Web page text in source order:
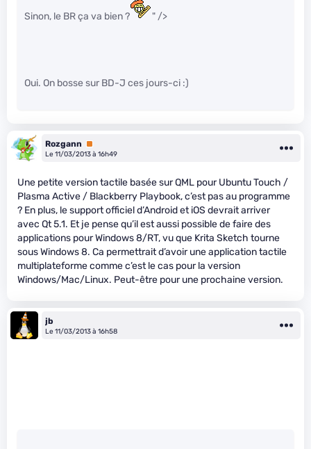
Sinon, le BR ça va bien ? " />
Oui. On bosse sur BD-J ces jours-ci :)
Rozgann
Premium
Le 11/03/2013 à 16h49
Une petite version tactile basée sur QML pour Ubuntu Touch /
Plasma Active / Blackberry Playbook, c’est pas au programme
? En plus, le support officiel d’Android et iOS devrait arriver
avec Qt 5.1. Et je pense qu’il est aussi possible de faire des
applications pour Windows 8/RT, vu que Krita Sketch tourne
sous Windows 8. Ca permettrait d’avoir une application tactile
multiplateforme comme c’est le cas pour la version
Windows/Mac/Linux. Peut-être pour une prochaine version.
jb
Le 11/03/2013 à 16h58